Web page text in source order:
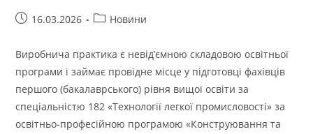
Запис16.03.2026
Категорія
Новини
Виробнича практика є невід’ємною складовою освітньої
програми і займає провідне місце у підготовці фахівців
першого (бакалаврського) рівня вищої освіти за
спеціальністю 182 «Технології легкої промисловості» за
освітньо-професійною програмою «Конструювання та